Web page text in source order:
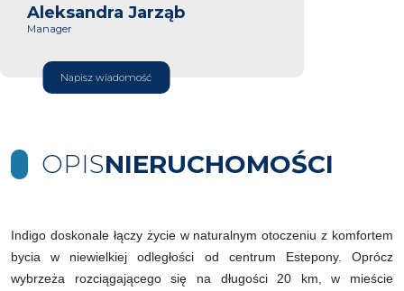
Aleksandra Jarząb
Manager
Napisz wiadomość
OPISNIERUCHOMOŚCI
Indigo doskonale łączy życie w naturalnym otoczeniu z komfortem
bycia w niewielkiej odległości od centrum Estepony. Oprócz
wybrzeża rozciągającego się na długości 20 km, w mieście